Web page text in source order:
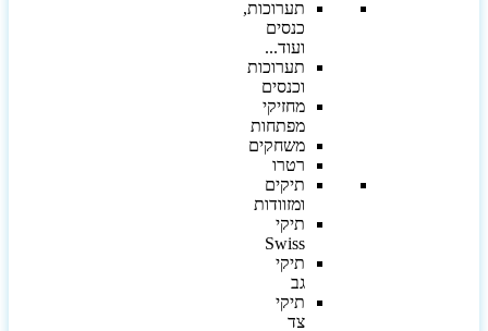
תערוכות,
כנסים
ועוד...
תערוכות
וכנסים
מחזיקי
מפתחות
משחקים
רטרו
תיקים
ומזוודות
תיקי
Swiss
תיקי
תיקי